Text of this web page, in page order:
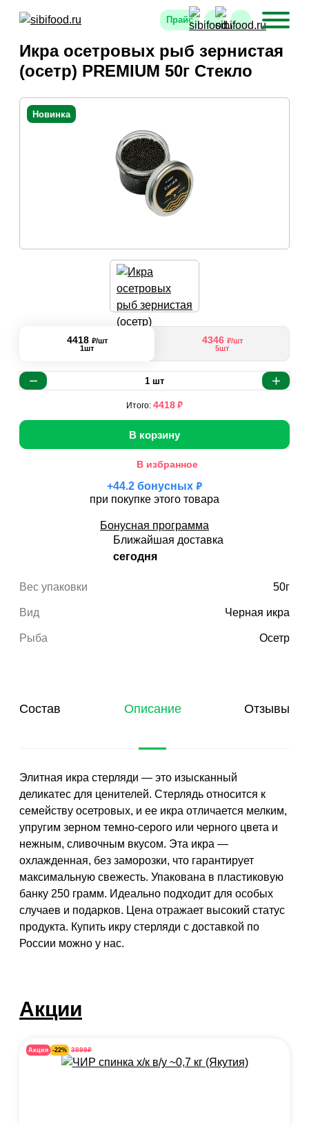
Прайс
Икра осетровых рыб зернистая
(осетр) PREMIUM 50г Стекло
Новинка
Вес упаковки 50г
Вид Черная икра
Рыба Осетр
4418 ₽/шт
1шт
4346 ₽/шт
5шт
1 шт
Итого: 4418₽
В корзину
В избранное
+44.2 бонусных ₽
при покупке этого товара
Бонусная программа
Ближайшая доставка
сегодня
Состав Описание Отзывы
Элитная икра стерляди — это изысканный
деликатес для ценителей. Стерлядь относится к
семейству осетровых, и ее икра отличается мелким,
упругим зерном темно-серого или черного цвета и
нежным, сливочным вкусом. Эта икра —
охлажденная, без заморозки, что гарантирует
максимальную свежесть. Упакована в пластиковую
банку 250 грамм. Идеально подходит для особых
случаев и подарков. Цена отражает высокий статус
продукта. Купить икру стерляди с доставкой по
России можно у нас.
Акции
Акция -22% 3899₽